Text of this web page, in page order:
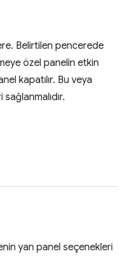
Belirtilen pencerede
özel panelin etkin
kapatılır. Bu veya
yan panel seçenekleri